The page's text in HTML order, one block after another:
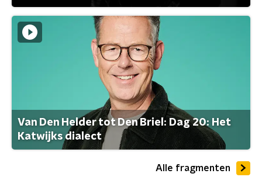
Van Den Helder tot Den Briel: Dag 20: Het
Katwijks dialect
Alle fragmenten